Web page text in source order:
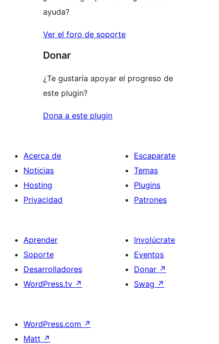
ayuda?
Ver el foro de soporte
Donar
¿Te gustaría apoyar el progreso de
este plugin?
Dona a este plugin
Acerca de
Noticias
Hosting
Privacidad
Escaparate
Temas
Plugins
Patrones
Aprender
Soporte
Desarrolladores
WordPress.tv ↗
Involúcrate
Eventos
Donar ↗
Swag ↗
WordPress.com ↗
Matt ↗